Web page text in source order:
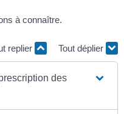
à connaître.
replier Tout déplier
des